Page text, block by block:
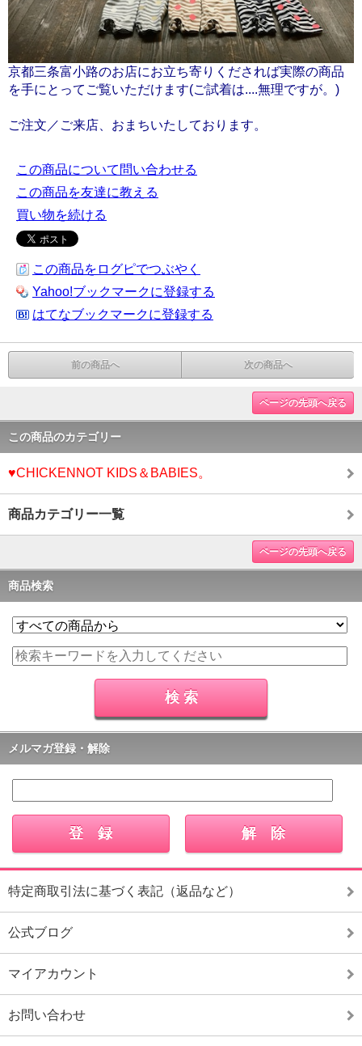
京都三条富小路のお店にお立ち寄りくだされば実際の商品
を手にとってご覧いただけます(ご試着は....無理ですが。)
ご注文／ご来店、おまちいたしております。
この商品について問い合わせる
この商品を友達に教える
買い物を続ける
この商品をログピでつぶやく
Yahoo!ブックマークに登録する
はてなブックマークに登録する
前の商品へ 次の商品へ
ページの先頭へ戻る
この商品のカテゴリー
♥CHICKENNOT KIDS＆BABIES。
商品カテゴリー一覧
ページの先頭へ戻る
商品検索
メルマガ登録・解除
特定商取引法に基づく表記（返品など）
公式ブログ
マイアカウント
お問い合わせ